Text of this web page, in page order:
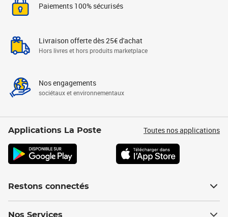
Paiements 100% sécurisés
Livraison offerte dès 25€ d'achat
Hors livres et hors produits marketplace
Nos engagements
sociétaux et environnementaux
Applications La Poste Toutes nos applications
Restons connectés
Nos Services